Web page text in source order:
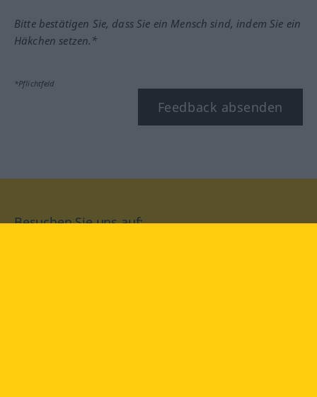
Bitte bestätigen Sie, dass Sie ein Mensch sind, indem Sie ein
Häkchen setzen.*
*Pflichtfeld
Feedback absenden
Besuchen Sie uns auf: